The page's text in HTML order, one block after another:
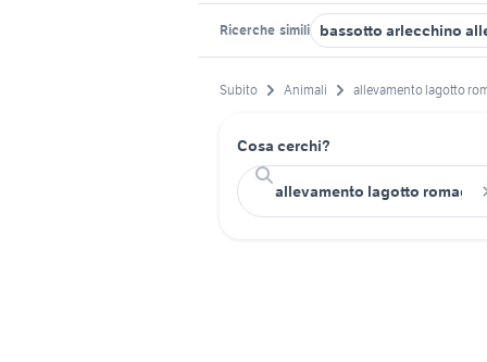
Ricerche simili bassotto arlecchino
Subito Animali allevamento lagotto
Cosa cerchi?